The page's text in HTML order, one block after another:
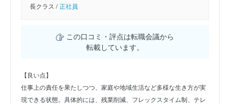
長クラス / 正社員
この口コミ・評点は転職会議から
転載しています。
【良い点】
仕事上の責任を果たしつつ、家庭や地域生活など多様な生き方が実
現できる状態。具体的には、残業削減、フレックスタイム制、テレ